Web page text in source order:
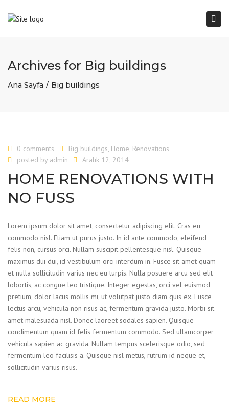
Archives for Big buildings
Ana Sayfa Big buildings
0 comments Big buildings Home Renovations
posted by admin Aralık 12, 2014
HOME RENOVATIONS WITH
NO FUSS
Lorem ipsum dolor sit amet, consectetur adipiscing elit. Cras eu
commodo nisl. Etiam ut purus justo. In id ante commodo, eleifend
felis non, cursus orci. Nullam suscipit pellentesque nisl. Quisque
maximus dui dui, id vestibulum orci interdum in. Fusce sit amet quam
et nulla sollicitudin varius nec eu turpis. Nulla posuere arcu sed elit
lobortis, ac congue leo tristique. Integer egestas, orci vel euismod
pretium, dolor lacus mollis mi, ut volutpat justo diam quis ex. Fusce
lectus arcu, vehicula non risus ac, fermentum gravida justo. Morbi sit
amet malesuada nisl. Donec laoreet sodales sapien. Quisque
condimentum quam id felis fermentum commodo. Sed ullamcorper
vehicula sapien ac gravida. Nullam tempus scelerisque odio, sed
fermentum leo facilisis a. Quisque nisl metus, rutrum id neque et,
sollicitudin varius risus.
READ MORE